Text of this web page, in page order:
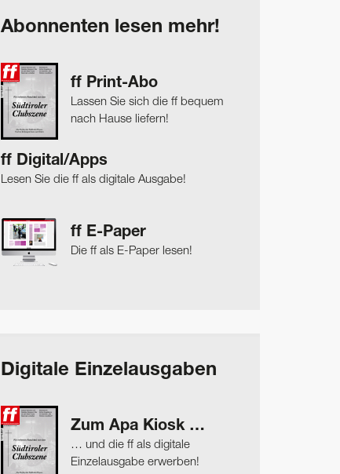
Abonnenten lesen mehr!
ff Print-Abo
Lassen Sie sich die ff bequem
nach Hause liefern!
ff Digital/Apps
Lesen Sie die ff als digitale Ausgabe!
ff E-Paper
Die ff als E-Paper lesen!
Digitale Einzelausgaben
Zum Apa Kiosk …
… und die ff als digitale
Einzelausgabe erwerben!